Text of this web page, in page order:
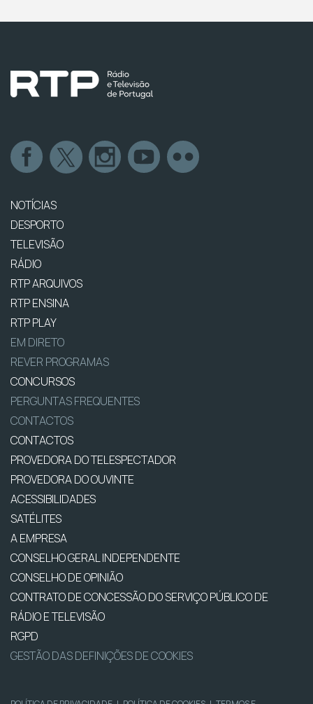
NOTÍCIAS
DESPORTO
TELEVISÃO
RÁDIO
RTP ARQUIVOS
RTP ENSINA
RTP PLAY
EM DIRETO
REVER PROGRAMAS
CONCURSOS
PERGUNTAS FREQUENTES
CONTACTOS
CONTACTOS
PROVEDORA DO TELESPECTADOR
PROVEDORA DO OUVINTE
ACESSIBILIDADES
SATÉLITES
A EMPRESA
CONSELHO GERAL INDEPENDENTE
CONSELHO DE OPINIÃO
CONTRATO DE CONCESSÃO DO SERVIÇO PÚBLICO DE
RÁDIO E TELEVISÃO
RGPD
GESTÃO DAS DEFINIÇÕES DE COOKIES